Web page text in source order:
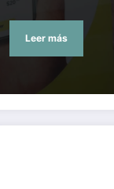
Leer más